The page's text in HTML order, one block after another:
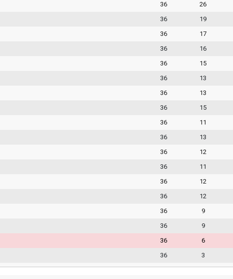
36 26
36 19
36 17
36 16
36 15
36 13
36 13
36 15
36 11
36 13
36 12
36 11
36 12
36 12
36 9
36 9
36 6
36 3